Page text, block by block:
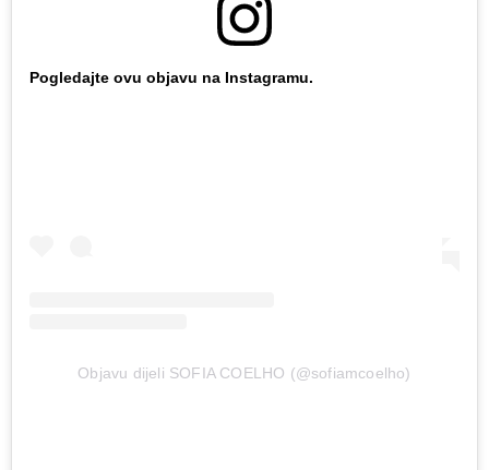
Pogledajte ovu objavu na Instagramu.
Objavu dijeli SOFIA COELHO (@sofiamcoelho)